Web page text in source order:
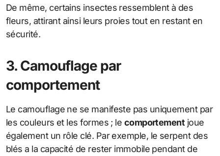
De même, certains insectes ressemblent à des
fleurs, attirant ainsi leurs proies tout en restant en
sécurité.
3. Camouflage par
comportement
Le camouflage ne se manifeste pas uniquement par
les couleurs et les formes ; le comportement joue
également un rôle clé. Par exemple, le serpent des
blés a la capacité de rester immobile pendant de